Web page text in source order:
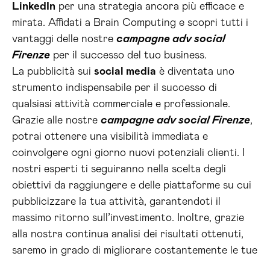
LinkedIn per una strategia ancora più efficace e
mirata. Affidati a Brain Computing e scopri tutti i
vantaggi delle nostre campagne adv social
Firenze per il successo del tuo business.
La pubblicità sui social media è diventata uno
strumento indispensabile per il successo di
qualsiasi attività commerciale e professionale.
Grazie alle nostre campagne adv social Firenze,
potrai ottenere una visibilità immediata e
coinvolgere ogni giorno nuovi potenziali clienti. I
nostri esperti ti seguiranno nella scelta degli
obiettivi da raggiungere e delle piattaforme su cui
pubblicizzare la tua attività, garantendoti il
massimo ritorno sull’investimento. Inoltre, grazie
alla nostra continua analisi dei risultati ottenuti,
saremo in grado di migliorare costantemente le tue